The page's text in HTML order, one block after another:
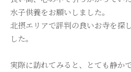
水子供養をお願いしました。
北摂エリアで評判の良いお寺を探
した。
実際に訪れてみると、とても静か